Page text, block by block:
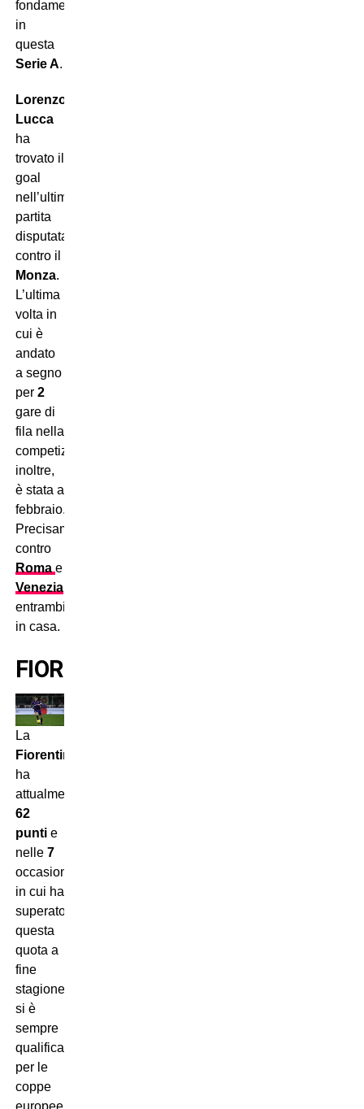
fondamentale
in
questa
Serie A.
Lorenzo
Lucca
ha
trovato il
goal
nell’ultima
partita
disputata
contro il
Monza.
L’ultima
volta in
cui è
andato
a segno
per 2
gare di
fila nella
competizione,
inoltre,
è stata a
febbraio.
Precisamente
contro
Roma e
Venezia,
entrambi
in casa.
FIORENTINA
La
Fiorentina
ha
attualmente
62
puntie
nelle 7
occasioni
in cui ha
superato
questa
quota a
fine
stagione
si è
sempre
qualificata
per le
coppe
europee.